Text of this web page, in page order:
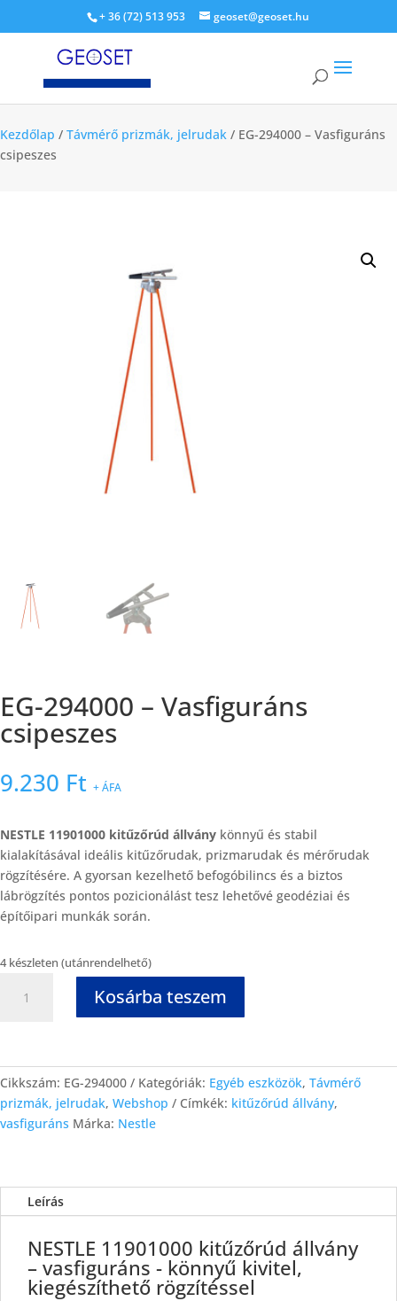
+ 36 (72) 513 953 geoset@geoset.hu
Kezdőlap / Távmérő prizmák, jelrudak / EG-294000 – Vasfiguráns
csipeszes
EG-294000 – Vasfiguráns
csipeszes
9.230 Ft + ÁFA
NESTLE 11901000 kitűzőrúd állvány könnyű és stabil
kialakításával ideális kitűzőrudak, prizmarudak és mérőrudak
rögzítésére. A gyorsan kezelhető befogóbilincs és a biztos
lábrögzítés pontos pozicionálást tesz lehetővé geodéziai és
építőipari munkák során.
4 készleten (utánrendelhető)
Kosárba teszem
Cikkszám: EG-294000 Kategóriák: Egyéb eszközök, Távmérő
prizmák, jelrudak, Webshop Címkék: kitűzőrúd állvány,
vasfiguráns Márka: Nestle
Leírás
NESTLE 11901000 kitűzőrúd állvány
– vasfiguráns - könnyű kivitel,
kiegészíthető rögzítéssel